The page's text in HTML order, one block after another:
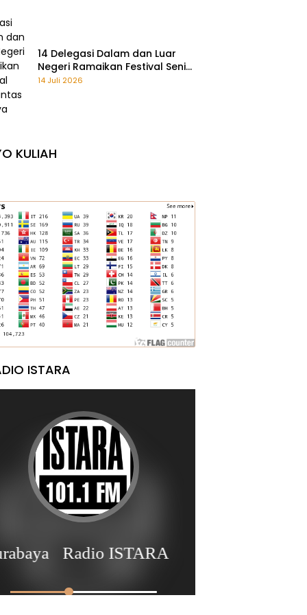
14 Delegasi Dalam dan Luar
Negeri Ramaikan Festival Seni
Lintas Budaya 2026
14 Juli 2026
KULIAH
ISTARA